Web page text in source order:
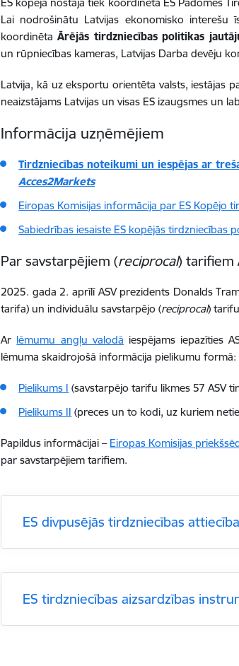
Lai nodrošinātu Latvijas ekonomisko interešu
koordinēta Ārējās tirdzniecības politikas
un rūpniecības kameras, Latvijas Darba devēju
Latvija, kā uz eksportu orientēta valsts, iestājas
neaizstājams Latvijas un visas ES izaugsmes un
Informācija uzņēmējiem
Tirdzniecības noteikumi un iespējas ar
Acces2Markets
Eiropas Komisijas informācija par ES Kopējo
Sabiedrības iesaiste ES kopējās tirdzniecības
Par savstarpējiem (reciprocal) tarifiem
2025. gada 2. aprīlī ASV prezidents Donalds
tarifa) un individuālu savstarpējo (reciprocal)
Ar lēmumu angļu valodā iespējams iepazīties
lēmuma skaidrojošā informācija pielikumu formā:
Pielikums I (savstarpējo tarifu likmes 57 ASV
Pielikums II (preces un to kodi, uz kuriem
Papildus informācijai – Eiropas Komisijas
par savstarpējiem tarifiem.
ES divpusējās tirdzniecības
ES tirdzniecības aizsardzības